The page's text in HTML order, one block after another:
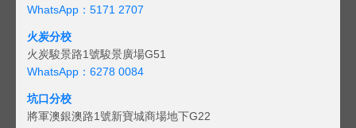
WhatsApp：5171 2707
火炭分校
火炭駿景路1號駿景廣場G51
WhatsApp：6278 0084
坑口分校
將軍澳銀澳路1號新寶城商場地下G22